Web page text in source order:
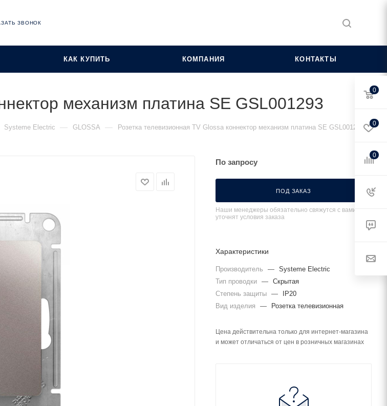
ЗВОНОК
КАК КУПИТЬ КОМПАНИЯ КОНТАКТЫ
механизм платина SE GSL001293
Systeme Electric — GLOSSA — Розетка телевизионная TV Glossa коннектор механизм платина SE GSL001293
По запросу
ПОД ЗАКАЗ
Наши менеджеры обязательно свяжутся с вами и
уточнят условия заказа
Характеристики
Производитель — Systeme Electric
Тип проводки — Скрытая
Степень защиты —
IP20
Вид изделия
— Розетка телевизионная
Цена действительна только для интернет-магазина
и может отличаться от цен в розничных магазинах
0
0
0